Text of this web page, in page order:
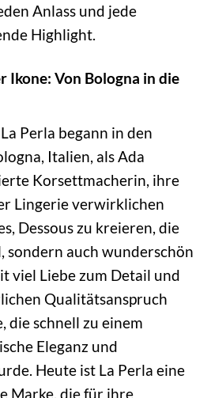
Anlass und jede
Highlight.
Ikone: Von Bologna in die
Perla begann in den
Italien, als Ada
Korsettmacherin, ihre
Lingerie verwirklichen
Dessous zu kreieren, die
auch wunderschön
viel Liebe zum Detail und
Qualitätsanspruch
die schnell zu einem
Eleganz und
Heute ist La Perla eine
Marke, die für ihre